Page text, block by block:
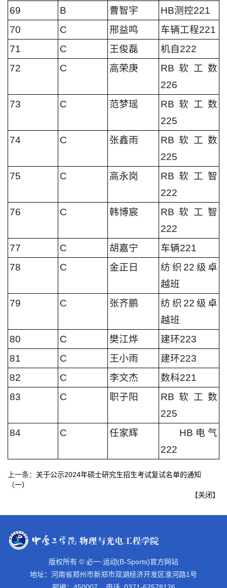
69
B 曹智宇
HB测控221
70
C 邢益鸣
车辆工程221
71
C 王俊磊
机自222
72
C 高荣庚
RB软工数
226
73
C 范梦瑶
RB软工数
225
74
C 张鑫雨
RB软工数
225
75
C 高永岗
RB软工智
222
76
C 韩博宸
RB软工智
222
77
C 胡嘉宁
车辆221
78
C 金正日
纺织22级卓
越班
79
C 张齐鹏
纺织22级卓
越班
80
C 樊江烨
建环223
81
C 王小雨
建环223
82
C 李文杰
数科221
83
C 职子阳
RB软工数
225
84
C 任家辉
HB电气
222
上一条： 关于公示2024年硕士研究生招生考试复试名单的通知
（一）
【关闭】
版权所有 © 必一·运动(B-Sports)官方网站
地址：河南省郑州市新郑市双湖经济开发区淮河路1号